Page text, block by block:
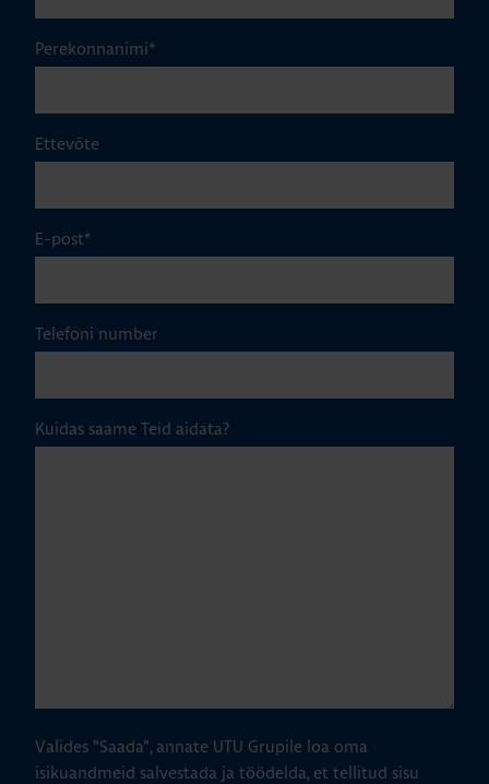
Perekonnanimi*
Ettevõte
E-post*
Telefoni number
Kuidas saame Teid aidata?
Valides "Saada", annate UTU Grupile loa oma
isikuandmeid salvestada ja töödelda, et tellitud sisu